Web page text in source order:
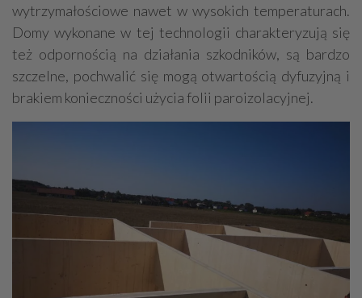
wytrzymałościowe nawet w wysokich temperaturach.
Domy wykonane w tej technologii charakteryzują się
też odpornością na działania szkodników, są bardzo
szczelne, pochwalić się mogą otwartością dyfuzyjną i
brakiem konieczności użycia folii paroizolacyjnej.